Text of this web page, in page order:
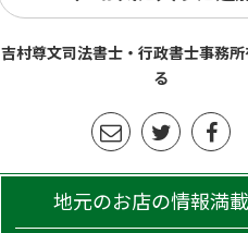
吉村尊文司法書士・行政書士事務
る
地元のお店の情報満載